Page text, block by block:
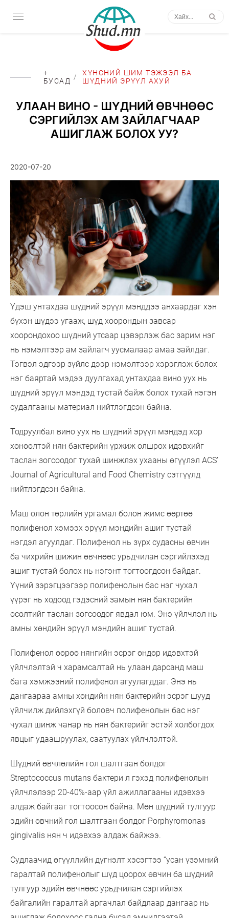
+
БУСАД /
ХҮНСНИЙ ШИМ ТЭЖЭЭЛ БА
ШҮДНИЙ ЭРҮҮЛ АХУЙ
УЛААН ВИНО - ШҮДНИЙ ӨВЧНӨӨС
СЭРГИЙЛЭХ АМ ЗАЙЛАГЧААР
АШИГЛАЖ БОЛОХ УУ?
2020-07-20
Үдэш унтахдаа шүдний эрүүл мэнддээ анхаардаг хэн
бүхэн шүдээ угааж, шүд хоорондын завсар
хоорондохоо шүдний утсаар цэвэрлэж бас зарим нэг
нь нэмэлтээр ам зайлагч уусмалаар амаа зайлдаг.
Тэгвэл эдгээр зүйлс дээр нэмэлтээр хэрэглэж болох
нэг баяртай мэдээ дуулгахад унтахдаа вино уух нь
шүдний эрүүл мэндэд тустай байж болох тухай нэгэн
судалгааны материал нийтлэгдсэн байна.
Тодруулбал вино уух нь шүдний эрүүл мэндэд хор
хөнөөлтэй нян бактерийн үржиж олшрох идэвхийг
таслан зогсоодог тухай шинжлэх ухааны өгүүлэл ACS’
Journal of Agricultural and Food Chemistry сэтгүүлд
нийтлэгдсэн байна.
Маш олон төрлийн ургамал болон жимс өөртөө
полифенол хэмээх эрүүл мэндийн ашиг тустай
нэгдэл агуулдаг. Полифенол нь зүрх судасны өвчин
ба чихрийн шижин өвчнөөс урьдчилан сэргийлэхэд
ашиг тустай болох нь нэгэнт тогтоогдсон байдаг.
Үүний зэрэгцээгээр полифенолын бас нэг чухал
үүрэг нь ходоод гэдэсний замын нян бактерийн
өсөлтийг таслан зогсоодог явдал юм. Энэ үйлчлэл нь
амны хөндийн эрүүл мэндийн ашиг тустай.
Полифенол өөрөө нянгийн эсрэг өндөр идэвхтэй
үйлчлэлтэй ч харамсалтай нь улаан дарсанд маш
бага хэмжээний полифенол агуулагддаг. Энэ нь
дангаараа амны хөндийн нян бактерийн эсрэг шууд
үйлчилж дийлэхгүй боловч полифенолын бас нэг
чухал шинж чанар нь нян бактерийг эстэй холбогдох
явцыг удаашруулах, саатуулах үйлчлэлтэй.
Шүдний өвчлөлийн гол шалтгаан болдог
Streptococcus mutans бактери л гэхэд полифенолын
үйлчлэлээр 20-40%-аар үйл ажиллагааны идэвхээ
алдаж байгааг тогтоосон байна. Мөн шүдний тулгуур
эдийн өвчний гол шалтгаан болдог Porphyromonas
gingivalis нян ч идэвхээ алдаж байжээ.
Судлаачид өгүүллийн дүгнэлт хэсэгтээ “усан үзэмний
гаралтай полифенолыг шүд цоорох өвчин ба шүдний
тулгуур эдийн өвчнөөс урьдчилан сэргийлэх
байгалийн гаралтай аргачлал байдлаар дангаар нь